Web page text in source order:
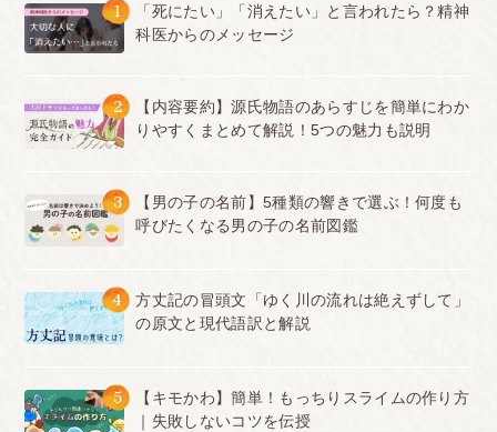
1
「死にたい」「消えたい」と言われたら？精神
科医からのメッセージ
2
【内容要約】源氏物語のあらすじを簡単にわか
りやすくまとめて解説！5つの魅力も説明
3
【男の子の名前】5種類の響きで選ぶ！何度も
呼びたくなる男の子の名前図鑑
4
方丈記の冒頭文「ゆく川の流れは絶えずして」
の原文と現代語訳と解説
5
【キモかわ】簡単！もっちりスライムの作り方
｜失敗しないコツを伝授